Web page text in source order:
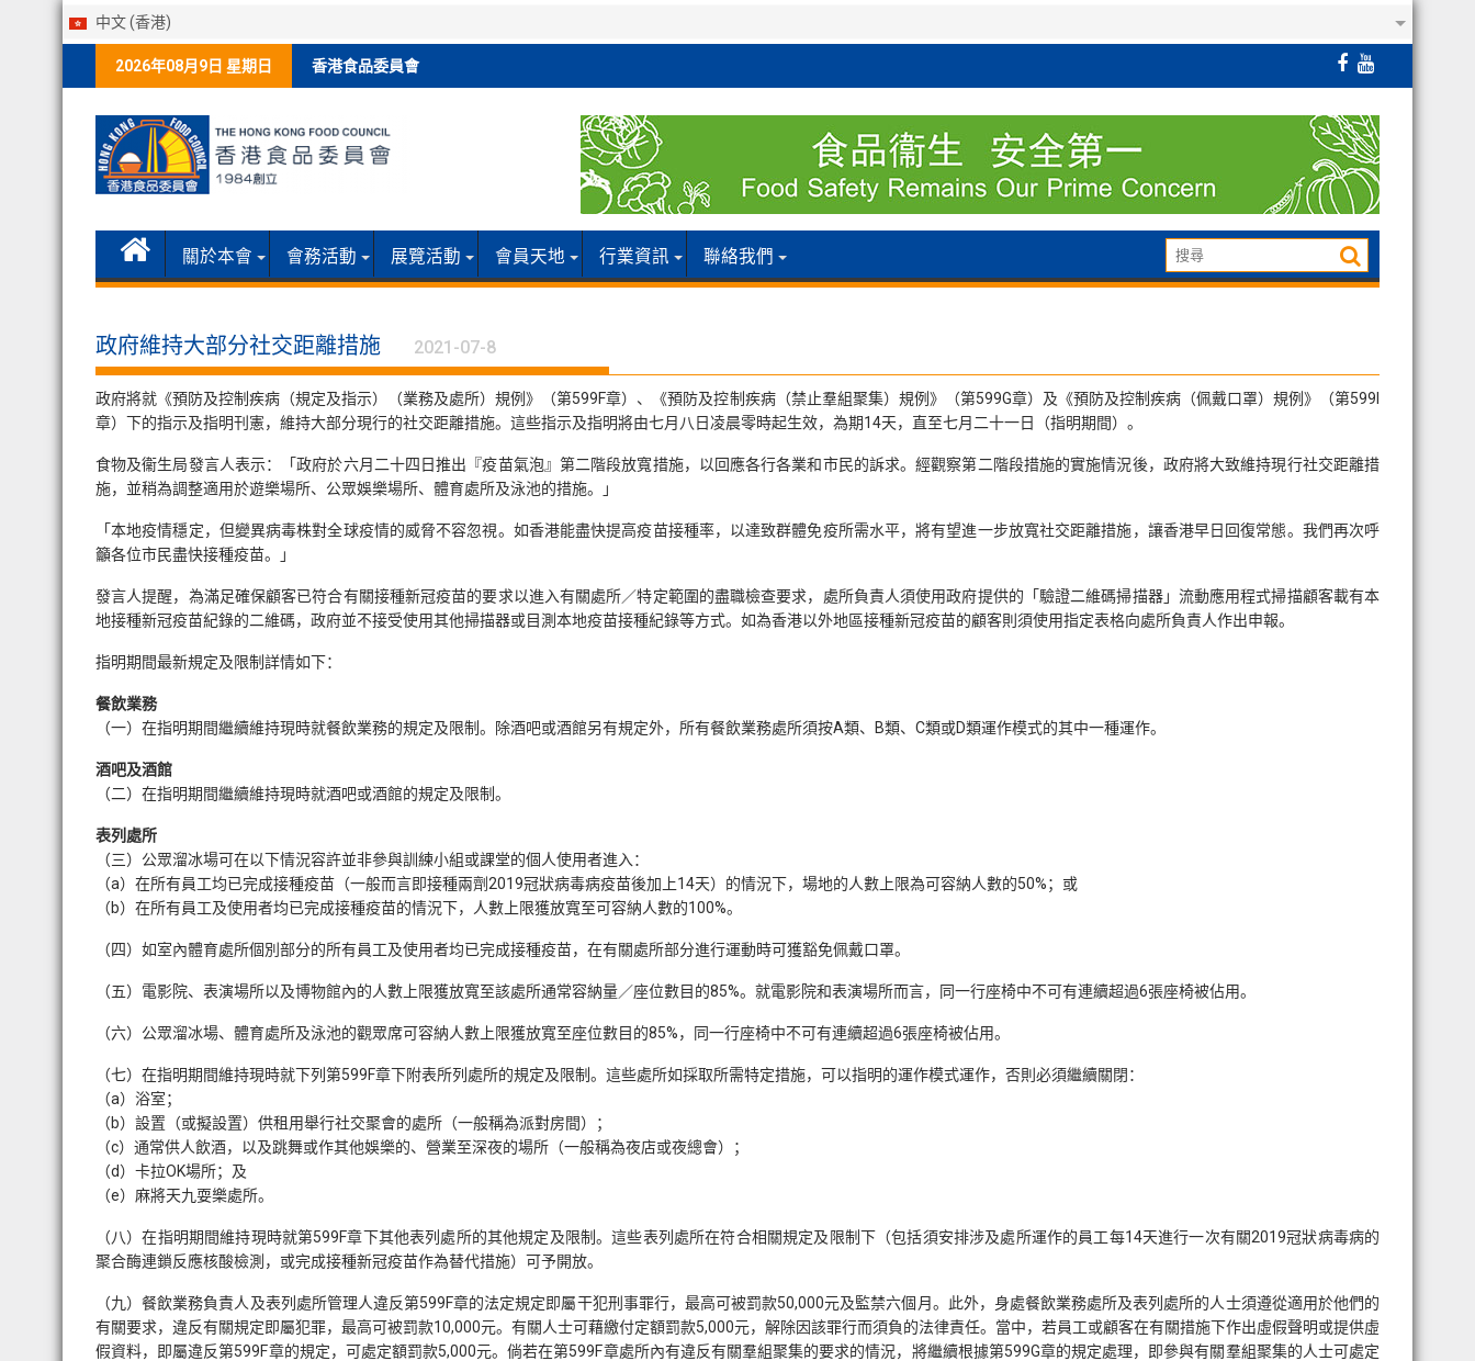
中文 (香港)
2026年08月9日 星期日 香港食品委員會
關於本會 會務活動 展覽活動 會員天地 行業資訊 聯絡我們
政府維持大部分社交距離措施 2021-07-8
政府將就《預防及控制疾病（規定及指示）（業務及處所）規例》（第599F章）、《預防及控制疾病（禁止羣組聚集）規例》（第599G章）及《預防及控制疾病（佩戴口罩）規例》（第599I
章）下的指示及指明刊憲，維持大部分現行的社交距離措施。這些指示及指明將由七月八日凌晨零時起生效，為期14天，直至七月二十一日（指明期間）。
食物及衞生局發言人表示：「政府於六月二十四日推出『疫苗氣泡』第二階段放寬措施，以回應各行各業和市民的訴求。經觀察第二階段措施的實施情況後，政府將大致維持現行社交距離措
施，並稍為調整適用於遊樂場所、公眾娛樂場所、體育處所及泳池的措施。」
「本地疫情穩定，但變異病毒株對全球疫情的威脅不容忽視。如香港能盡快提高疫苗接種率，以達致群體免疫所需水平，將有望進一步放寬社交距離措施，讓香港早日回復常態。我們再次呼
籲各位市民盡快接種疫苗。」
發言人提醒，為滿足確保顧客已符合有關接種新冠疫苗的要求以進入有關處所／特定範圍的盡職檢查要求，處所負責人須使用政府提供的「驗證二維碼掃描器」流動應用程式掃描顧客載有本
地接種新冠疫苗紀錄的二維碼，政府並不接受使用其他掃描器或目測本地疫苗接種紀錄等方式。如為香港以外地區接種新冠疫苗的顧客則須使用指定表格向處所負責人作出申報。
指明期間最新規定及限制詳情如下：
餐飲業務
（一）在指明期間繼續維持現時就餐飲業務的規定及限制。除酒吧或酒館另有規定外，所有餐飲業務處所須按A類、B類、C類或D類運作模式的其中一種運作。
酒吧及酒館
（二）在指明期間繼續維持現時就酒吧或酒館的規定及限制。
表列處所
（三）公眾溜冰場可在以下情況容許並非參與訓練小組或課堂的個人使用者進入：
（a）在所有員工均已完成接種疫苗（一般而言即接種兩劑2019冠狀病毒病疫苗後加上14天）的情況下，場地的人數上限為可容納人數的50%；或
（b）在所有員工及使用者均已完成接種疫苗的情況下，人數上限獲放寬至可容納人數的100%。
（四）如室內體育處所個別部分的所有員工及使用者均已完成接種疫苗，在有關處所部分進行運動時可獲豁免佩戴口罩。
（五）電影院、表演場所以及博物館內的人數上限獲放寬至該處所通常容納量／座位數目的85%。就電影院和表演場所而言，同一行座椅中不可有連續超過6張座椅被佔用。
（六）公眾溜冰場、體育處所及泳池的觀眾席可容納人數上限獲放寬至座位數目的85%，同一行座椅中不可有連續超過6張座椅被佔用。
（七）在指明期間維持現時就下列第599F章下附表所列處所的規定及限制。這些處所如採取所需特定措施，可以指明的運作模式運作，否則必須繼續關閉：
（a）浴室；
（b）設置（或擬設置）供租用舉行社交聚會的處所（一般稱為派對房間）；
（c）通常供人飲酒，以及跳舞或作其他娛樂的、營業至深夜的場所（一般稱為夜店或夜總會）；
（d）卡拉OK場所；及
（e）麻將天九耍樂處所。
（八）在指明期間維持現時就第599F章下其他表列處所的其他規定及限制。這些表列處所在符合相關規定及限制下（包括須安排涉及處所運作的員工每14天進行一次有關2019冠狀病毒病的
聚合酶連鎖反應核酸檢測，或完成接種新冠疫苗作為替代措施）可予開放。
（九）餐飲業務負責人及表列處所管理人違反第599F章的法定規定即屬干犯刑事罪行，最高可被罰款50,000元及監禁六個月。此外，身處餐飲業務處所及表列處所的人士須遵從適用於他們的
有關要求，違反有關規定即屬犯罪，最高可被罰款10,000元。有關人士可藉繳付定額罰款5,000元，解除因該罪行而須負的法律責任。當中，若員工或顧客在有關措施下作出虛假聲明或提供虛
假資料，即屬違反第599F章的規定，可處定額罰款5,000元。倘若在第599F章處所內有違反有關羣組聚集的要求的情況，將繼續根據第599G章的規定處理，即參與有關羣組聚集的人士可處定